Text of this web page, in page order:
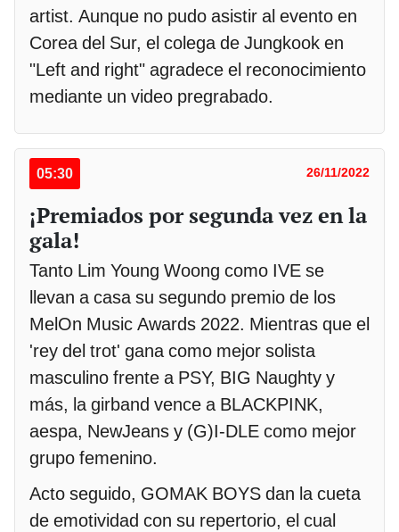
artist. Aunque no pudo asistir al evento en
Corea del Sur, el colega de Jungkook en
"Left and right" agradece el reconocimiento
mediante un video pregrabado.
05:30 26/11/2022
¡Premiados por segunda vez en la
gala!
Tanto Lim Young Woong como IVE se
llevan a casa su segundo premio de los
MelOn Music Awards 2022. Mientras que el
'rey del trot' gana como mejor solista
masculino frente a PSY, BIG Naughty y
más, la girband vence a BLACKPINK,
aespa, NewJeans y (G)I-DLE como mejor
grupo femenino.
Acto seguido, GOMAK BOYS dan la cueta
de emotividad con su repertorio, el cual